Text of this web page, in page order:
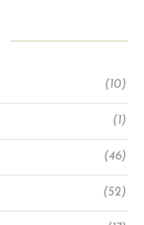
(10)
(1)
(46)
(52)